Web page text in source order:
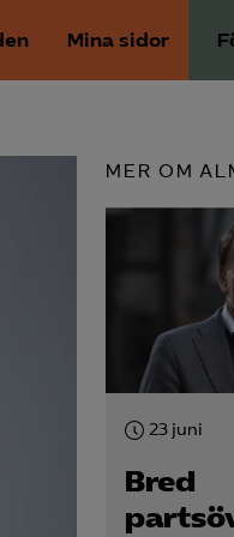
Mina sidor
Aktuellt
Mina
MER OM
23 juni
Bred